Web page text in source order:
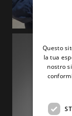
Questo
la tua
nostro